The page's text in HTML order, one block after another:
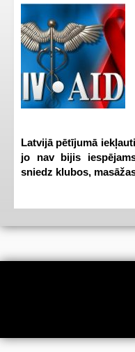
Latvijā pētījumā
jo nav bijis
sniedz klubos,